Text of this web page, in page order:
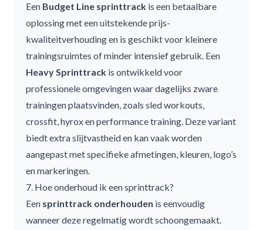
Een Budget Line sprinttrack is een betaalbare
oplossing met een uitstekende prijs-
kwaliteitverhouding en is geschikt voor kleinere
trainingsruimtes of minder intensief gebruik. Een
Heavy Sprinttrack is ontwikkeld voor
professionele omgevingen waar dagelijks zware
trainingen plaatsvinden, zoals sled workouts,
crossfit, hyrox en performance training. Deze variant
biedt extra slijtvastheid en kan vaak worden
aangepast met specifieke afmetingen, kleuren, logo’s
en markeringen.
7. Hoe onderhoud ik een sprinttrack?
Een sprinttrack onderhouden is eenvoudig
wanneer deze regelmatig wordt schoongemaakt.